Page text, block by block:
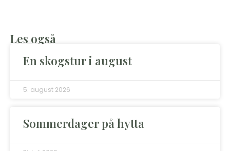
Les også
En skogstur i august
5. august 2026
Sommerdager på hytta